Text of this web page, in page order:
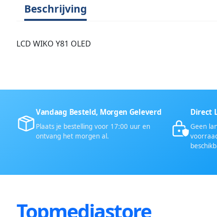
Beschrijving
LCD WIKO Y81 OLED
Vandaag Besteld, Morgen Geleverd
Plaats je bestelling voor 17:00 uur en
ontvang het morgen al.
Direct
Geen
Topmediastore